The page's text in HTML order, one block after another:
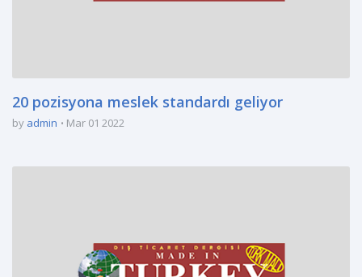
20 pozisyona meslek standardı geliyor
by admin Mar 01 2022